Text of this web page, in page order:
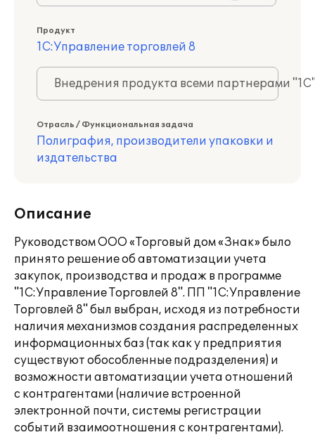
Продукт
1С:Управление торговлей 8
Внедрения продукта всеми партнерами
Отрасль / Функциональная задача
Полиграфия, производители упаковки и
издательства
Описание
Руководством ООО «Торговый дом «Знак» было
принято решение об автоматизации учета
закупок, производства и продаж в программе
"1С:Управление Торговлей 8". ПП "1С:Управление
Торговлей 8" был выбран, исходя из потребности
наличия механизмов создания распределенных
информационных баз (так как у предприятия
существуют обособленные подразделения) и
возможности автоматизации учета отношений
с контрагентами (наличие встроенной
электронной почти, системы регистрации
событий взаимоотношения с контрагентами).